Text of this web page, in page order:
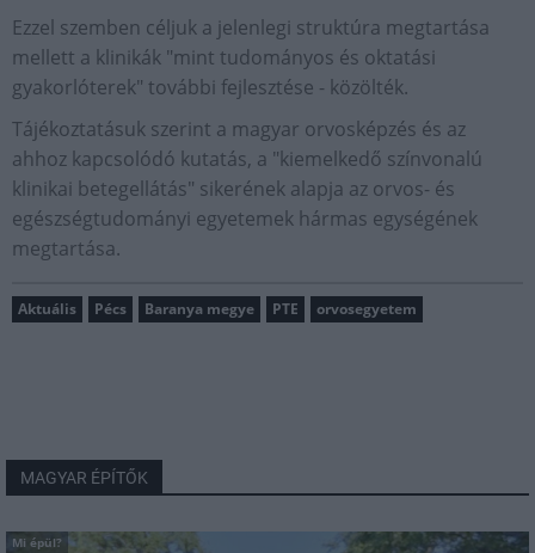
Ezzel szemben céljuk a jelenlegi struktúra megtartása
mellett a klinikák "mint tudományos és oktatási
gyakorlóterek" további fejlesztése - közölték.
Tájékoztatásuk szerint a magyar orvosképzés és az
ahhoz kapcsolódó kutatás, a "kiemelkedő színvonalú
klinikai betegellátás" sikerének alapja az orvos- és
egészségtudományi egyetemek hármas egységének
megtartása.
Aktuális Pécs Baranya megye PTE orvosegyetem
MAGYAR ÉPÍTŐK
Mi épül?